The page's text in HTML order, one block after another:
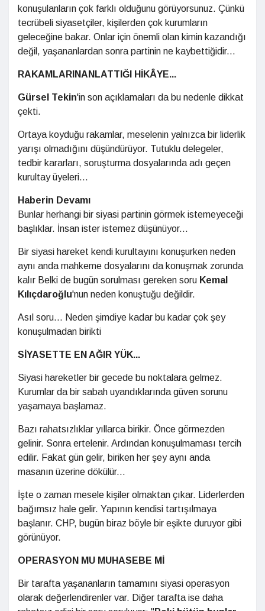
konuşulanların çok farklı olduğunu görüyorsunuz. Çünkü
tecrübeli siyasetçiler, kişilerden çok kurumların
geleceğine bakar. Onlar için önemli olan kimin kazandığı
değil, yaşananlardan sonra partinin ne kaybettiğidir...
RAKAMLARIN ANLATTIĞI HİKÂYE...
Gürsel Tekin'in son açıklamaları da bu nedenle dikkat
çekti.
Ortaya koyduğu rakamlar, meselenin yalnızca bir liderlik
yarışı olmadığını düşündürüyor. Tutuklu delegeler,
tedbir kararları, soruşturma dosyalarında adı geçen
kurultay üyeleri...
Haberin Devamı
Bunlar herhangi bir siyasi partinin görmek istemeyeceği
başlıklar. İnsan ister istemez düşünüyor...
Bir siyasi hareket kendi kurultayını konuşurken neden
aynı anda mahkeme dosyalarını da konuşmak zorunda
kalır Belki de bugün sorulması gereken soru Kemal
Kılıçdaroğlu'nun neden konuştuğu değildir.
Asıl soru... Neden şimdiye kadar bu kadar çok şey
konuşulmadan birikti
SİYASETTE EN AĞIR YÜK...
Siyasi hareketler bir gecede bu noktalara gelmez.
Kurumlar da bir sabah uyandıklarında güven sorunu
yaşamaya başlamaz.
Bazı rahatsızlıklar yıllarca birikir. Önce görmezden
gelinir. Sonra ertelenir. Ardından konuşulmaması tercih
edilir. Fakat gün gelir, biriken her şey aynı anda
masanın üzerine dökülür...
İşte o zaman mesele kişiler olmaktan çıkar. Liderlerden
bağımsız hale gelir. Yapının kendisi tartışılmaya
başlanır. CHP, bugün biraz böyle bir eşikte duruyor gibi
görünüyor.
OPERASYON MU MUHASEBE Mİ
Bir tarafta yaşananların tamamını siyasi operasyon
olarak değerlendirenler var. Diğer tarafta ise daha